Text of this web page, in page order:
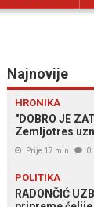
Najnovije
HRONIKA
"DOBRO JE
Zemljotres
Prije 17 min 0
POLITIKA
RADONČIĆ